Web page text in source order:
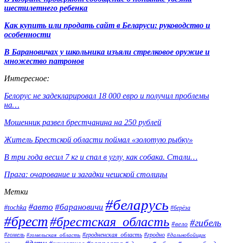
шестилетнего ребенка
Как купить или продать сайт в Беларуси: руководство и
особенности
В Барановичах у школьника изъяли стрелковое оружие и
множество патронов
Интересное:
Белорус не задекларировал 18 000 евро и получил проблемы
на…
Мошенник развел брестчанина на 250 рублей
Житель Брестской области поймал «золотую рыбку»
В три года весил 7 кг и спал в углу, как собака. Стали…
Прага: очарование и загадки чешской столицы
Метки
#tochka #авто #барановичи #беларусь #берёза
#брест#брестская_область #вело #гибель
#гомель #гомельская_область #гродненская_область #гродно #дальнобойщик